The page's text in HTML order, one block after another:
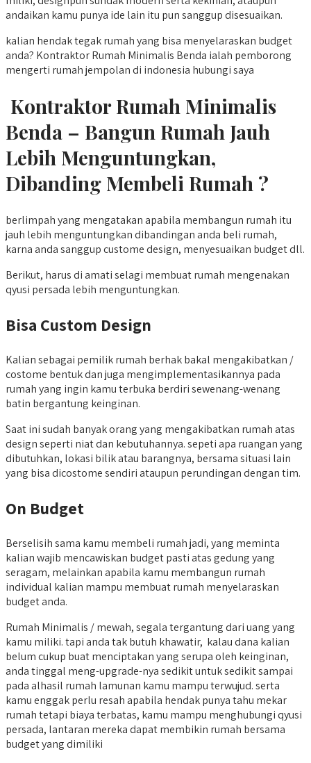
andaikan kamu punya ide lain itu pun sanggup disesuaikan.
kalian hendak tegak rumah yang bisa menyelaraskan budget
anda? Kontraktor Rumah Minimalis Benda ialah pemborong
mengerti rumah jempolan di indonesia hubungi saya
Kontraktor Rumah Minimalis
Benda – Bangun Rumah Jauh
Lebih Menguntungkan,
Dibanding Membeli Rumah ?
berlimpah yang mengatakan apabila membangun rumah itu
jauh lebih menguntungkan dibandingan anda beli rumah,
karna anda sanggup custome design, menyesuaikan budget dll.
Berikut, harus di amati selagi membuat rumah mengenakan
qyusi persada lebih menguntungkan.
Bisa Custom Design
Kalian sebagai pemilik rumah berhak bakal mengakibatkan /
costome bentuk dan juga mengimplementasikannya pada
rumah yang ingin kamu terbuka berdiri sewenang-wenang
batin bergantung keinginan.
Saat ini sudah banyak orang yang mengakibatkan rumah atas
design seperti niat dan kebutuhannya. sepeti apa ruangan yang
dibutuhkan, lokasi bilik atau barangnya, bersama situasi lain
yang bisa dicostome sendiri ataupun perundingan dengan tim.
On Budget
Berselisih sama kamu membeli rumah jadi, yang meminta
kalian wajib mencawiskan budget pasti atas gedung yang
seragam, melainkan apabila kamu membangun rumah
individual kalian mampu membuat rumah menyelaraskan
budget anda.
Rumah Minimalis / mewah, segala tergantung dari uang yang
kamu miliki. tapi anda tak butuh khawatir, kalau dana kalian
belum cukup buat menciptakan yang serupa oleh keinginan,
anda tinggal meng-upgrade-nya sedikit untuk sedikit sampai
pada alhasil rumah lamunan kamu mampu terwujud. serta
kamu enggak perlu resah apabila hendak punya tahu mekar
rumah tetapi biaya terbatas, kamu mampu menghubungi qyusi
persada, lantaran mereka dapat membikin rumah bersama
budget yang dimiliki